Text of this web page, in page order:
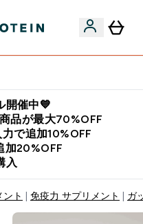
開催中💙
品が最大70%OFF
で追加10%OFF
加20%OFF
入
ト 免疫力 サプリメント ガ